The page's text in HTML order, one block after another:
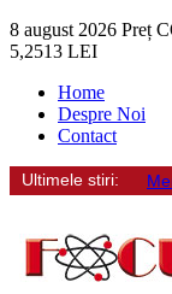
8 august 2026 Preț
5,2513 LEI
Home
Despre Noi
Contact
Ultimele stiri: